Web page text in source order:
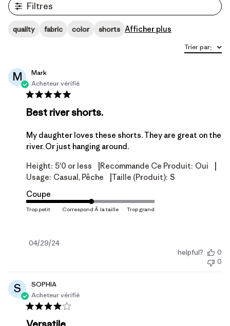
Filtres
quality fabric color shorts Afficher plus
Trier par:
M
Mark
Acheteur vérifié
Best river shorts.
My daughter loves these shorts. They are great on the
river. Or just hanging around.
Height: 5'0 or less Recommande Ce Produit: Oui
Usage: Casual, Pêche Taille (produit): S
Coupe
Date
04/29/24
helpful?
0
0
S
SOPHIA
Acheteur vérifié